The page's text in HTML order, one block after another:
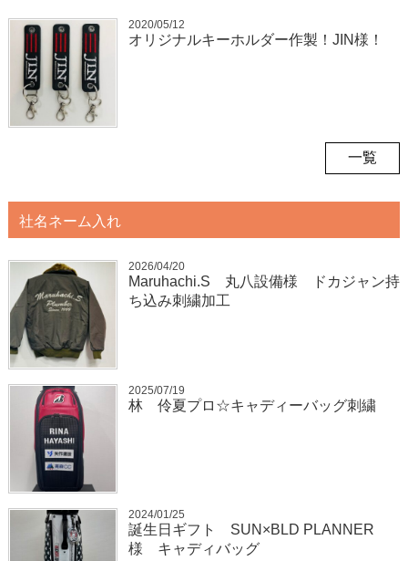
2020/05/12
オリジナルキーホルダー作製！JIN様！
一覧
社名ネーム入れ
2026/04/20
Maruhachi.S 丸八設備様 ドカジャン持
ち込み刺繍加工
2025/07/19
林 伶夏プロ☆キャディーバッグ刺繍
2024/01/25
誕生日ギフト SUN×BLD PLANNER
様 キャディバッグ